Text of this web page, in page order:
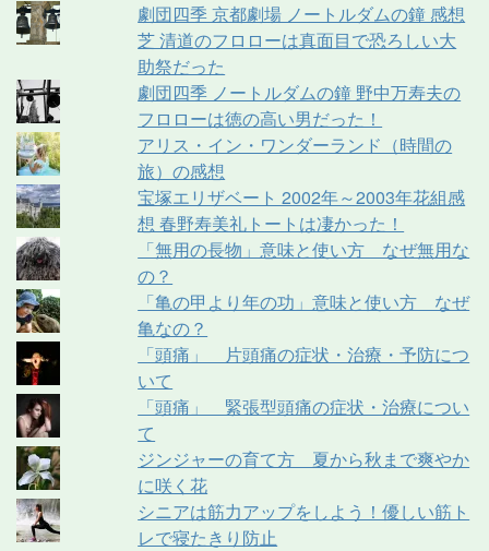
劇団四季 京都劇場 ノートルダムの鐘 感想
芝 清道のフロローは真面目で恐ろしい大
助祭だった
劇団四季 ノートルダムの鐘 野中万寿夫の
フロローは徳の高い男だった！
アリス・イン・ワンダーランド（時間の
旅）の感想
宝塚エリザベート 2002年～2003年花組感
想 春野寿美礼トートは凄かった！
「無用の長物」意味と使い方 なぜ無用な
の？
「亀の甲より年の功」意味と使い方 なぜ
亀なの？
「頭痛」 片頭痛の症状・治療・予防につ
いて
「頭痛」 緊張型頭痛の症状・治療につい
て
ジンジャーの育て方 夏から秋まで爽やか
に咲く花
シニアは筋力アップをしよう！優しい筋ト
レで寝たきり防止